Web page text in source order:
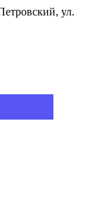
ул.